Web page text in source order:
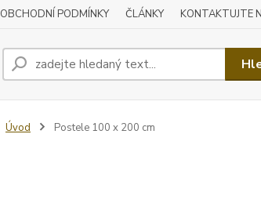
OBCHODNÍ PODMÍNKY ČLÁNKY KONTAKTUJTE
Úvod Postele 100 x 200 cm